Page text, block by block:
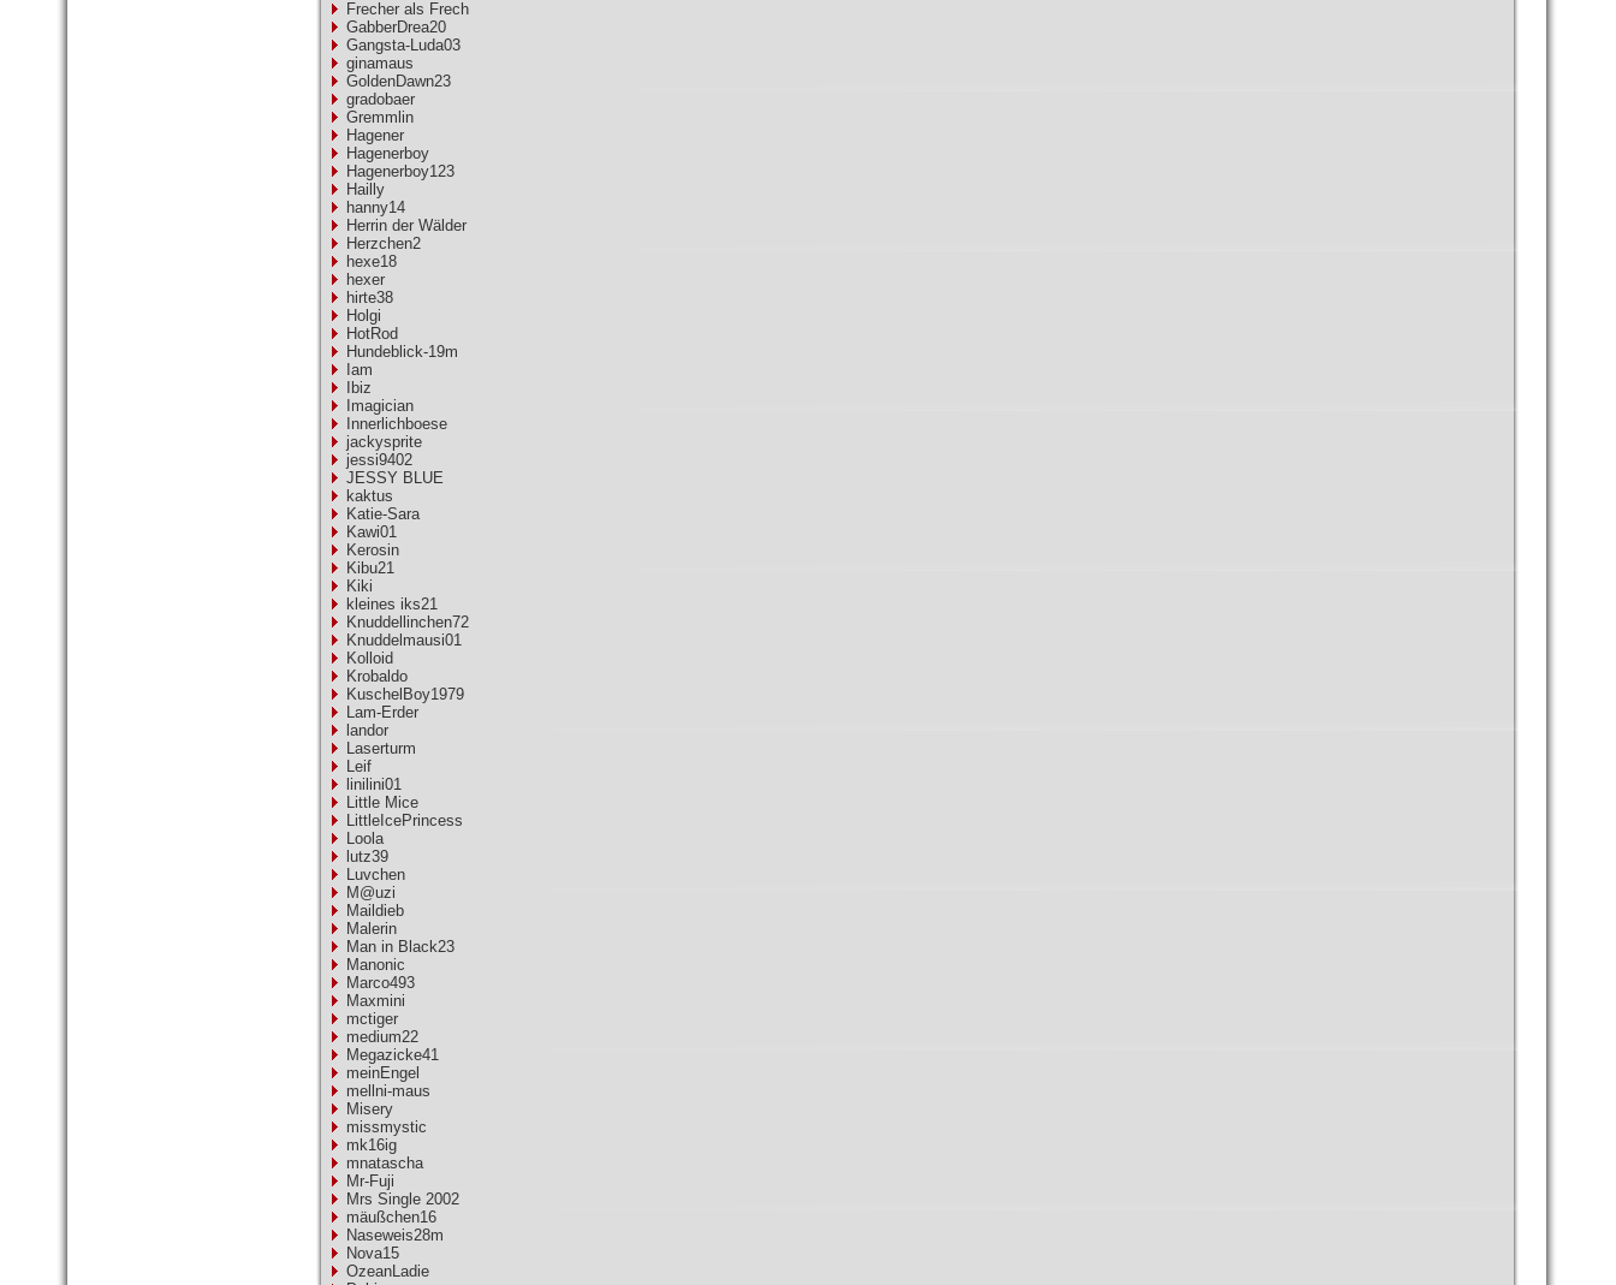
Frecher als Frech
GabberDrea20
Gangsta-Luda03
ginamaus
GoldenDawn23
gradobaer
Gremmlin
Hagener
Hagenerboy
Hagenerboy123
Hailly
hanny14
Herrin der Wälder
Herzchen2
hexe18
hexer
hirte38
Holgi
HotRod
Hundeblick-19m
Iam
Ibiz
Imagician
Innerlichboese
jackysprite
jessi9402
JESSY BLUE
kaktus
Katie-Sara
Kawi01
Kerosin
Kibu21
Kiki
kleines iks21
Knuddellinchen72
Knuddelmausi01
Kolloid
Krobaldo
KuschelBoy1979
Lam-Erder
landor
Laserturm
Leif
linilini01
Little Mice
LittleIcePrincess
Loola
lutz39
Luvchen
M@uzi
Maildieb
Malerin
Man in Black23
Manonic
Marco493
Maxmini
mctiger
medium22
Megazicke41
meinEngel
mellni-maus
Misery
missmystic
mk16ig
mnatascha
Mr-Fuji
Mrs Single 2002
mäußchen16
Naseweis28m
Nova15
OzeanLadie